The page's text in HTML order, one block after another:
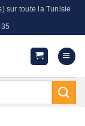
sur toute la Tunisie